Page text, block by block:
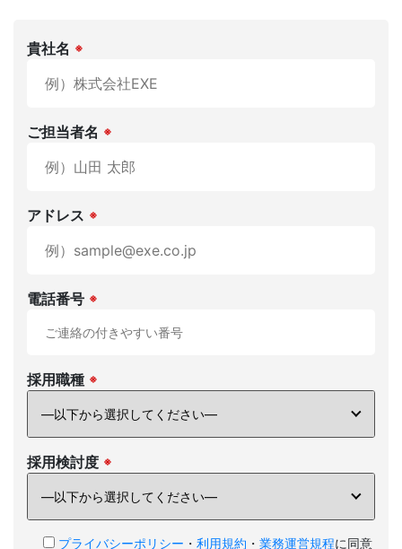
サービス資料ダウンロード
お電話受付時間 / 平日：10:00 〜 19:00
運営会社
利用規約
貴社名 ※
ご担当者名 ※
アドレス ※
電話番号 ※
採用職種 ※
採用検討度 ※
プライバシーポリシー ・ 利用規約 ・ 業務運営規程に同意